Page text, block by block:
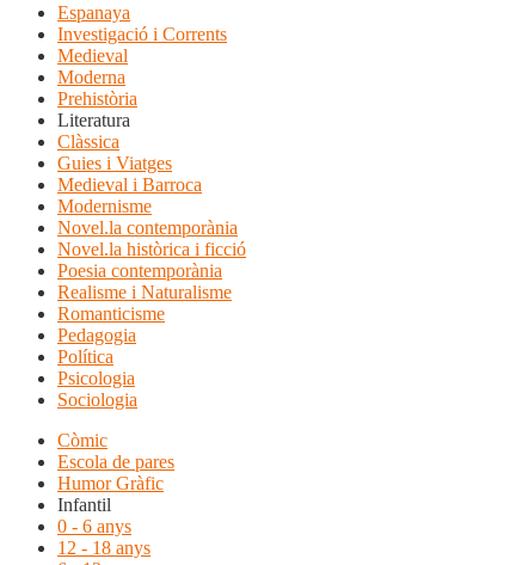
Espanaya
Investigació i Corrents
Medieval
Moderna
Prehistòria
Literatura
Clàssica
Guies i Viatges
Medieval i Barroca
Modernisme
Novel.la contemporània
Novel.la històrica i ficció
Poesia contemporània
Realisme i Naturalisme
Romanticisme
Pedagogia
Política
Psicologia
Sociologia
Còmic
Escola de pares
Humor Gràfic
Infantil
0 - 6 anys
12 - 18 anys